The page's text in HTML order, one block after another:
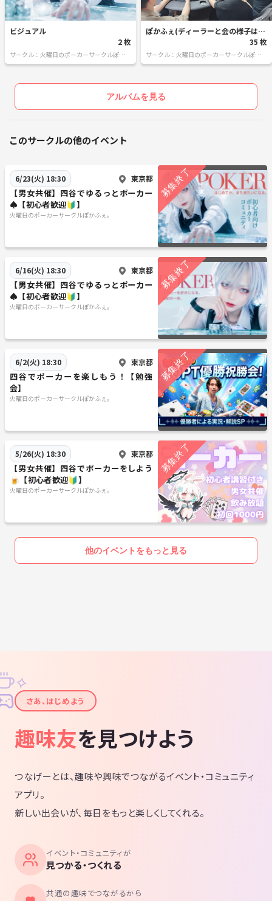
ビジュアル
2 枚
サークル：火曜日のポーカーサークルぽかふ
ぇ。
ぽかふぇ(ディーラーと会の様子はこ
35 枚
サークル：火曜日のポーカーサークルぽかふ
ぇ。
アルバムを見る
このサークルの他のイベント
6/23(火) 18:30 東京都
【男女共催】四谷でゆるっとポーカー
♠️【初心者歓迎🔰】
火曜日のポーカーサークルぽかふぇ。
6/16(火) 18:30 東京都
【男女共催】四谷でゆるっとポーカー
♠️【初心者歓迎🔰】
火曜日のポーカーサークルぽかふぇ。
6/2(火) 18:30 東京都
四谷でポーカーを楽しもう！【勉強
会】
火曜日のポーカーサークルぽかふぇ。
5/26(火) 18:30 東京都
【男女共催】四谷でポーカーをしよう
🍺【初心者歓迎🔰】
火曜日のポーカーサークルぽかふぇ。
他のイベントをもっと見る
✦
✧
さあ、はじめよう
趣味友を見つけよう
つなげーとは、趣味や興味でつながるイベント・コミュニティ
アプリ。
新しい出会いが、毎日をもっと楽しくしてくれる。
イベント・コミュニティが
見つかる・つくれる
共通の趣味でつながるから